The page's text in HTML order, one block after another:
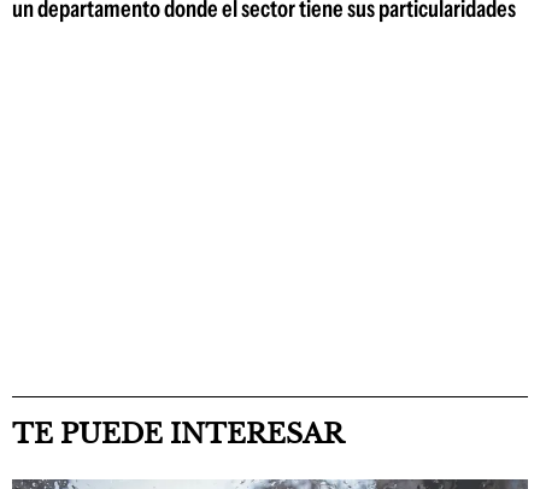
un departamento donde el sector tiene sus particularidades
TE PUEDE INTERESAR